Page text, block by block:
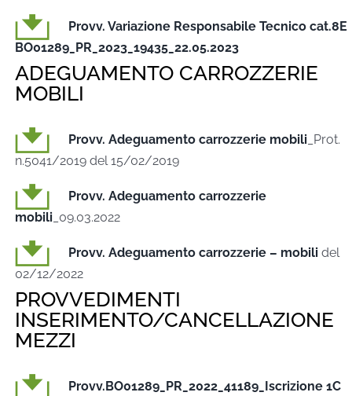
Provv. Variazione Responsabile Tecnico cat.8E
BO01289_PR_2023_19435_22.05.2023
ADEGUAMENTO CARROZZERIE
MOBILI
Provv. Adeguamento carrozzerie mobili _Prot.
n.5041/2019 del 15/02/2019
Provv. Adeguamento carrozzerie
mobili _09.03.2022
Provv. Adeguamento carrozzerie – mobili del
02/12/2022
PROVVEDIMENTI
INSERIMENTO/CANCELLAZIONE
MEZZI
Provv.BO01289_PR_2022_41189_Iscrizione 1C